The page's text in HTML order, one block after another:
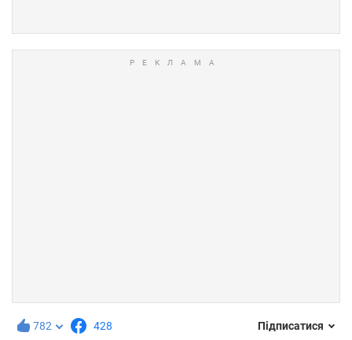
782 428 Підписатися